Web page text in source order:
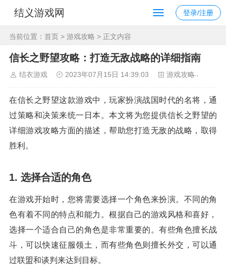
结义游戏网 登录/注册
当前位置： 首页 > 游戏攻略 > 正文内容
信长之野望攻略：打造无敌战略的详细指南
结衣游戏 2023年07月15日 14:39:03 游戏攻略
在信长之野望这款游戏中，玩家扮演战国时代的名将，通
过策略和决策来统一日本。本文将为您提供信长之野望的
详细游戏攻略方面的描述，帮助您打造无敌的战略，取得
胜利。
1. 选择合适的角色
在游戏开始时，您将需要选择一个角色来扮演。不同的角
色有着不同的特点和能力。根据自己的游戏风格和喜好，
选择一个适合自己的角色是非常重要的。有些角色擅长战
斗，可以快速征服领土，而有些角色则擅长外交，可以通
过联盟和谈判来达到目标。